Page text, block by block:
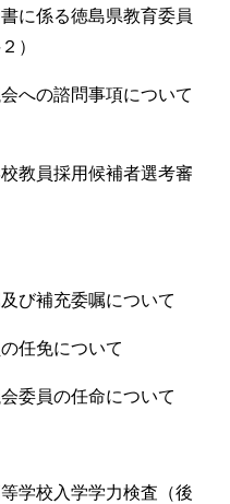
に係る徳島県教育委員
）
への諮問事項について
教員採用候補者選考審
び補充委嘱について
任免について
委員の任命について
学校入学学力検査（後